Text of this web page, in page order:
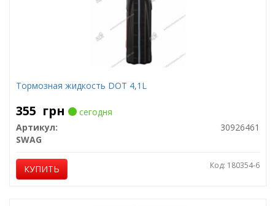
Тормозная жидкость DOT 4,1L
355 грн
сегодня
Артикул:
30926461
SWAG
КУПИТЬ Код: 180354-6